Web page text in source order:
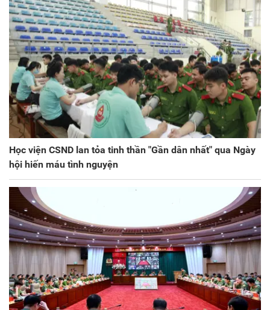
Học viện CSND lan tỏa tinh thần "Gần dân nhất" qua Ngày
hội hiến máu tình nguyện